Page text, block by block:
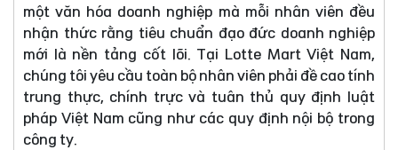
một văn hóa doanh nghiệp mà mỗi nhân viên đều
nhận thức rằng tiêu chuẩn đạo đức doanh nghiệp
mới là nền tảng cốt lõi. Tại Lotte Mart Việt Nam,
chúng tôi yêu cầu toàn bộ nhân viên phải đề cao tính
trung thực, chính trực và tuân thủ quy định luật
pháp Việt Nam cũng như các quy định nội bộ trong
công ty.